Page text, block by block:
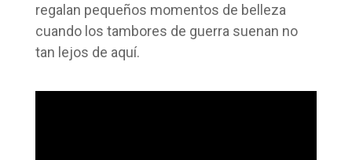
regalan pequeños momentos de belleza
cuando los tambores de guerra suenan no
tan lejos de aquí.